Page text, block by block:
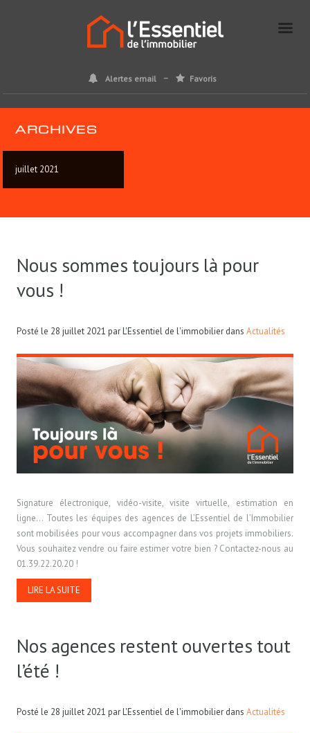
Alertes email Favoris
ARCHIVES
juillet 2021
Nous sommes toujours là pour
vous !
Posté le 28 juillet 2021 parL'Essentiel de l'immobilier dans Actualités
Signature électronique, vidéo-visite, visite virtuelle, estimation en
ligne… Toutes les équipes des agences de L’Essentiel de l’Immobilier
sont mobilisées pour vous accompagner dans vos projets immobiliers.
Vous souhaitez vendre ou faire estimer votre bien ? Contactez-nous au
01.39.22.20.20 !
LIRE LA SUITE
Nos agences restent ouvertes tout
l’été !
Posté le 28 juillet 2021 parL'Essentiel de l'immobilier dans Actualités